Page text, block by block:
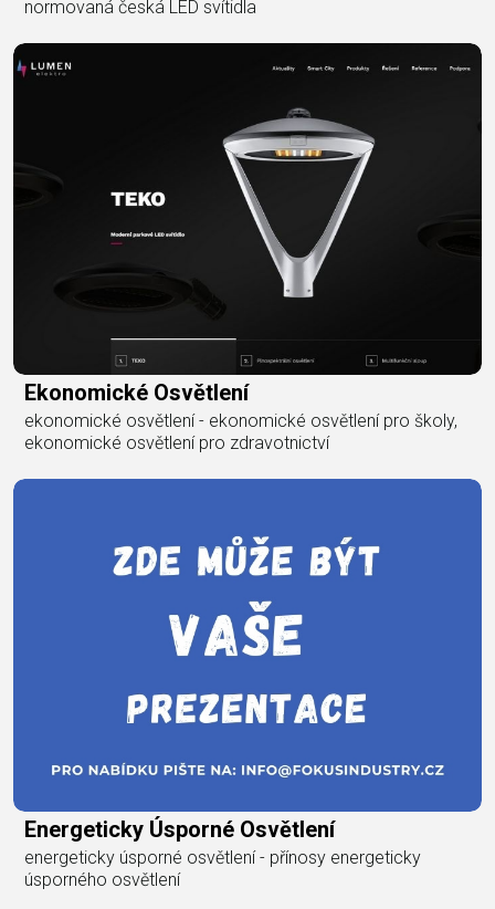
normovaná česká LED svítidla
Ekonomické Osvětlení
ekonomické osvětlení - ekonomické osvětlení pro školy,
ekonomické osvětlení pro zdravotnictví
Energeticky Úsporné Osvětlení
energeticky úsporné osvětlení - přínosy energeticky
úsporného osvětlení